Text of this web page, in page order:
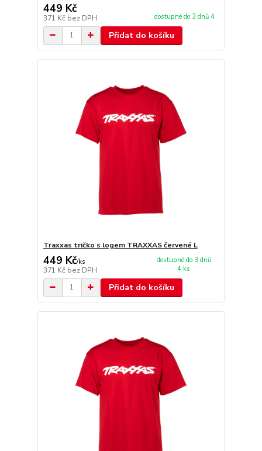
449 Kč
371 Kč bez DPH dostupné do 3 dnů 4
Přidat do košíku
Traxxas tričko s logem TRAXXAS červené L
449 Kč/ks
371 Kč bez DPH
dostupné do 3 dnů
4 ks
Přidat do košíku